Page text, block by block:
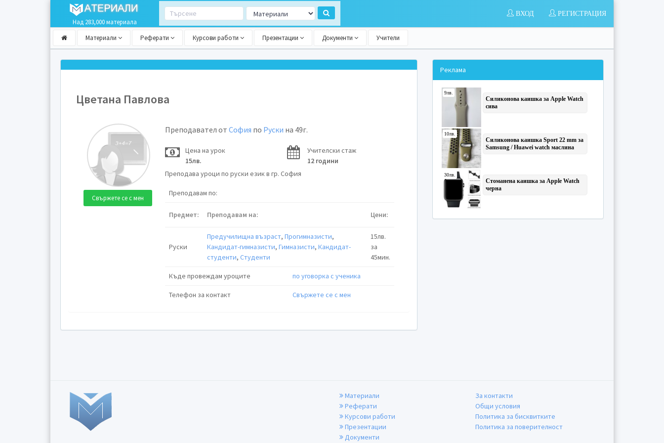
Над 283,000 материала
РЕГИСТРАЦИЯ
ВХОД
Материали Реферати Курсови работи Презентации Документи Учители
Цветана Павлова
Свържете се с мен
Преподавател от София по Руски на 49г.
Цена на урок
15лв.
Учителски стаж
12 години
Преподава уроци по руски език в гр. София
Преподавам по:
Предмет: Преподавам на: Цени:
Руски
Предучилищна възраст, Прогимназисти,
Кандидат-гимназисти, Гимназисти, Кандидат-
студенти, Студенти
15лв.
за
45мин.
Къде провеждам уроците по уговорка с ученика
Телефон за контакт Свържете се с мен
Реклама
Материали
Реферати
Курсови работи
Презентации
Документи
За контакти
Общи условия
Политика за бисквитките
Политика за поверителност